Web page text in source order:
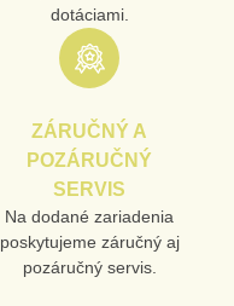
dotáciami.
ZÁRUČNÝ A
POZÁRUČNÝ
SERVIS
Na dodané zariadenia
poskytujeme záručný aj
pozáručný servis.